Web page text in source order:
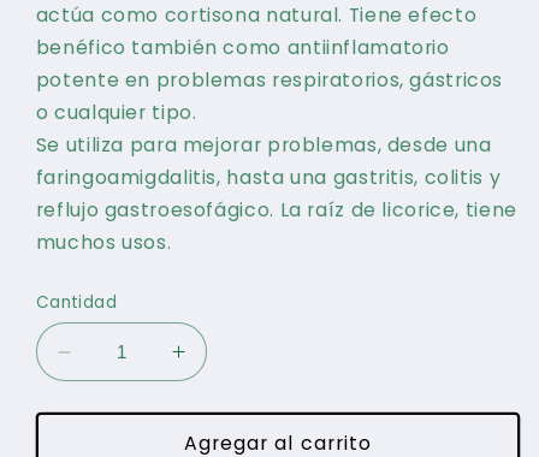
actúa como cortisona natural. Tiene efecto
benéfico también como antiinflamatorio
potente en problemas respiratorios, gástricos
o cualquier tipo.
Se utiliza para mejorar problemas, desde una
faringoamigdalitis, hasta una gastritis, colitis y
reflujo gastroesofágico. La raíz de licorice, tiene
muchos usos.
Cantidad
Reducir
cantidad
para
Aumentar
cantidad
para
Licorice
Agregar al carrito